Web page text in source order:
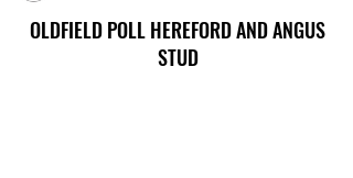
OLDFIELD POLL HEREFORD AND ANGUS
STUD